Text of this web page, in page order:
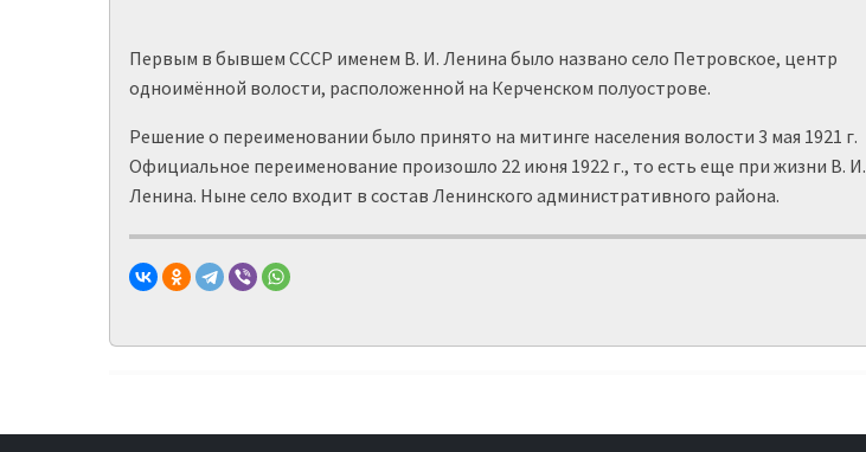
Первым в бывшем СССР именем В. И. Ленина было названо село Петровское, центр
одноимённой волости, расположенной на Керченском полуострове.
Решение о переименовании было принято на митинге населения волости 3 мая 1921 г.
Официальное переименование произошло 22 июня 1922 г., то есть еще при жизни В. И.
Ленина. Ныне село входит в состав Ленинского административного района.